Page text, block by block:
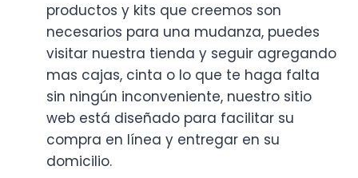
productos y kits que creemos son
necesarios para una mudanza, puedes
visitar nuestra tienda y seguir agregando
mas cajas, cinta o lo que te haga falta
sin ningún inconveniente, nuestro sitio
web está diseñado para facilitar su
compra en línea y entregar en su
domicilio.